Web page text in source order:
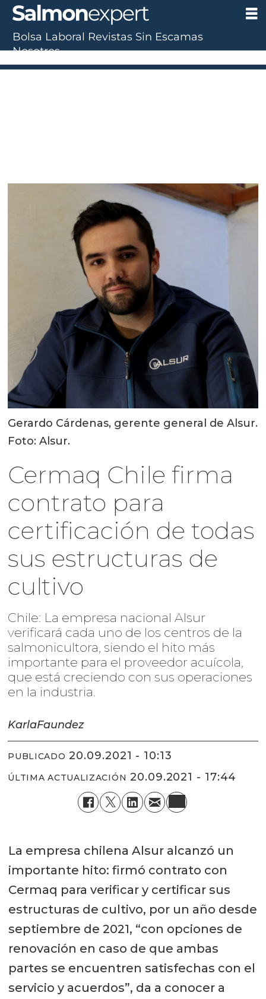
Gerardo Cárdenas, gerente general de Alsur.
Foto: Alsur.
Cermaq Chile firma
contrato para
certificación de todas
sus estructuras de
cultivo
Chile: La empresa nacional Alsur
verificará cada uno de los centros de la
salmonicultora, siendo el hito más
importante para el proveedor acuícola,
que está creciendo con sus operaciones
en la industria.
KarlaFaundez
PUBLICADO 20.09.2021 - 10:13
ÚLTIMA ACTUALIZACIÓN 20.09.2021 - 17:44
La empresa chilena Alsur alcanzó un
importante hito: firmó contrato con
Cermaq para verificar y certificar sus
estructuras de cultivo, por un año desde
septiembre de 2021, “con opciones de
renovación en caso de que ambas
partes se encuentren satisfechas con el
servicio y acuerdos”, da a conocer a
Bolsa Laboral Revistas Sin Escamas
Nosotros